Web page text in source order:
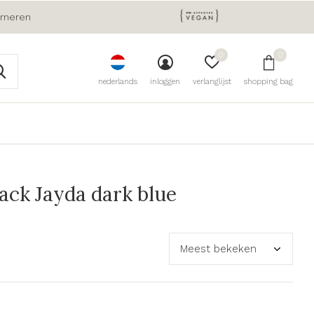
nederlands inloggen verlanglijst
0
shopping bag
0
Jayda dark blue